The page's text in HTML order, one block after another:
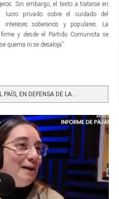
Sin embargo, el texto a tratarse en
lucro privado sobre el cuidado del
soberanos y populares. La
y desde el Partido Comunista se
quema ni se desaloja”.
EN DEFENSA DE LA...